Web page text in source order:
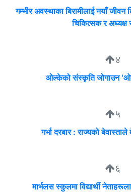
गम्भीर अवस्थाका बिरामीलाई नयाँ जीवन
चिकित्सक र अध्यक्ष
४
ओल्केको संस्कृति जोगाउन
५
गर्भा दरबार : राज्यको
६
मार्भलस स्कुलमा विद्यार्थी